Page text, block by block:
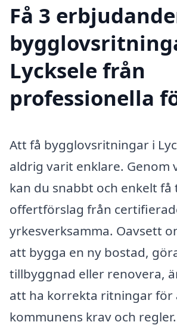
Få 3
Lycksele från
professionella
Att få bygglovsritningar i
aldrig varit enklare. Genom
kan du snabbt och enkelt få
offertförslag från
yrkesverksamma. Oavsett
att bygga en ny bostad,
tillbyggnad eller renovera,
att ha korrekta ritningar för
kommunens krav och regler.